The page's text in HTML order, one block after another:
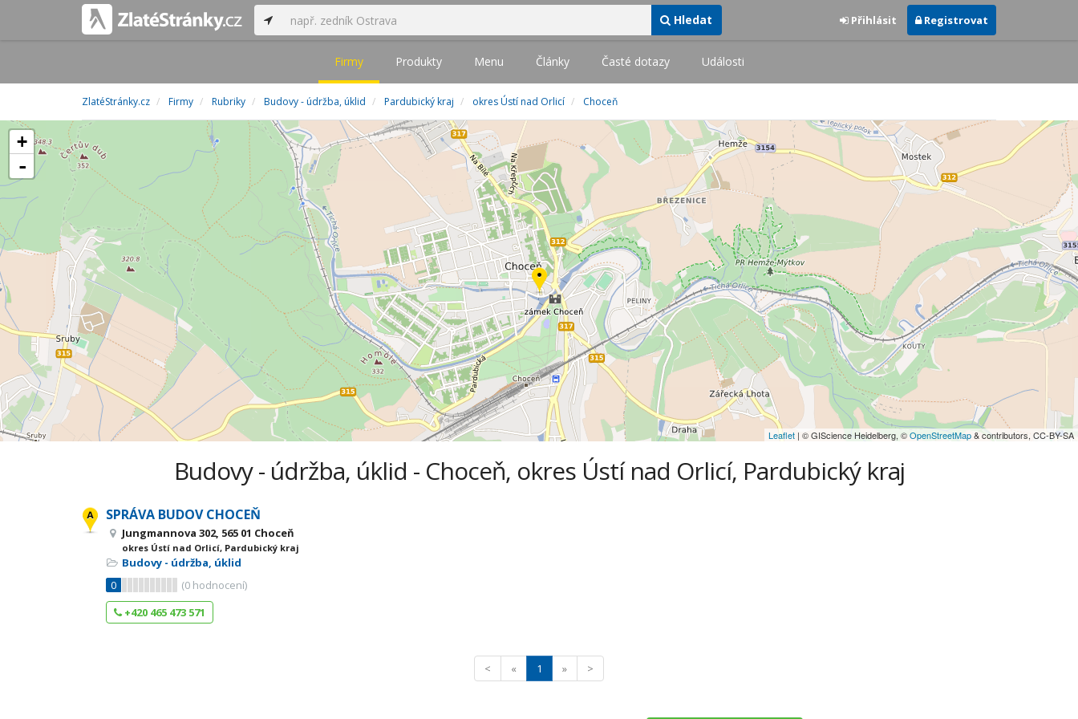
Hledat Přihlásit Registrovat
Firmy Produkty Menu Články Časté dotazy Události
ZlatéStránky.cz Firmy Rubriky Budovy - údržba, úklid Pardubický kraj okres Ústí nad Orlicí Choceň
+
-
Leaflet | © GIScience Heidelberg, ©OpenStreetMap& contributors, CC-BY-SA
Budovy - údržba, úklid - Choceň, okres Ústí nad Orlicí, Pardubický kraj
SPRÁVA BUDOV CHOCEŇ
Jungmannova 302, 565 01 Choceň
okres Ústí nad Orlicí, Pardubický kraj
Budovy - údržba, úklid
0
(0 hodnocení)
+420 465 473 571
< « 1 » >